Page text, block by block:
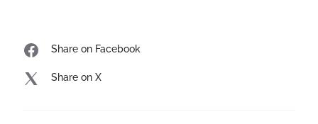
Share on Facebook
Share on X